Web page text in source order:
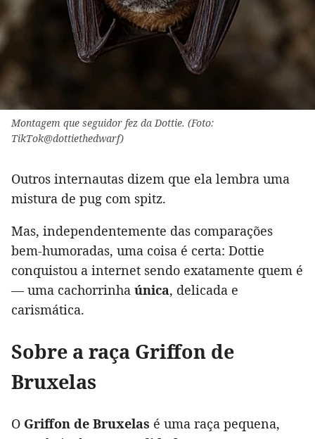
Montagem que seguidor fez da Dottie. (Foto:
TikTok@dottiethedwarf)
Outros internautas dizem que ela lembra uma
mistura de pug com spitz.
Mas, independentemente das comparações
bem-humoradas, uma coisa é certa: Dottie
conquistou a internet sendo exatamente quem é
— uma cachorrinha única, delicada e
carismática.
Sobre a raça Griffon de
Bruxelas
O Griffon de Bruxelas é uma raça pequena,